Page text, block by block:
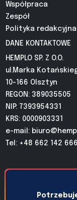
Współpraca
Zespół
Polityka redakcyjna
DANE KONTAKTOWE
HEMPLO SP. Z O.O.
ul.Marka
10-166 Olsztyn
REGON: 389035505
NIP: 7393954331
KRS: 0000903331
e-mail:
Tel: +48 662 142 666